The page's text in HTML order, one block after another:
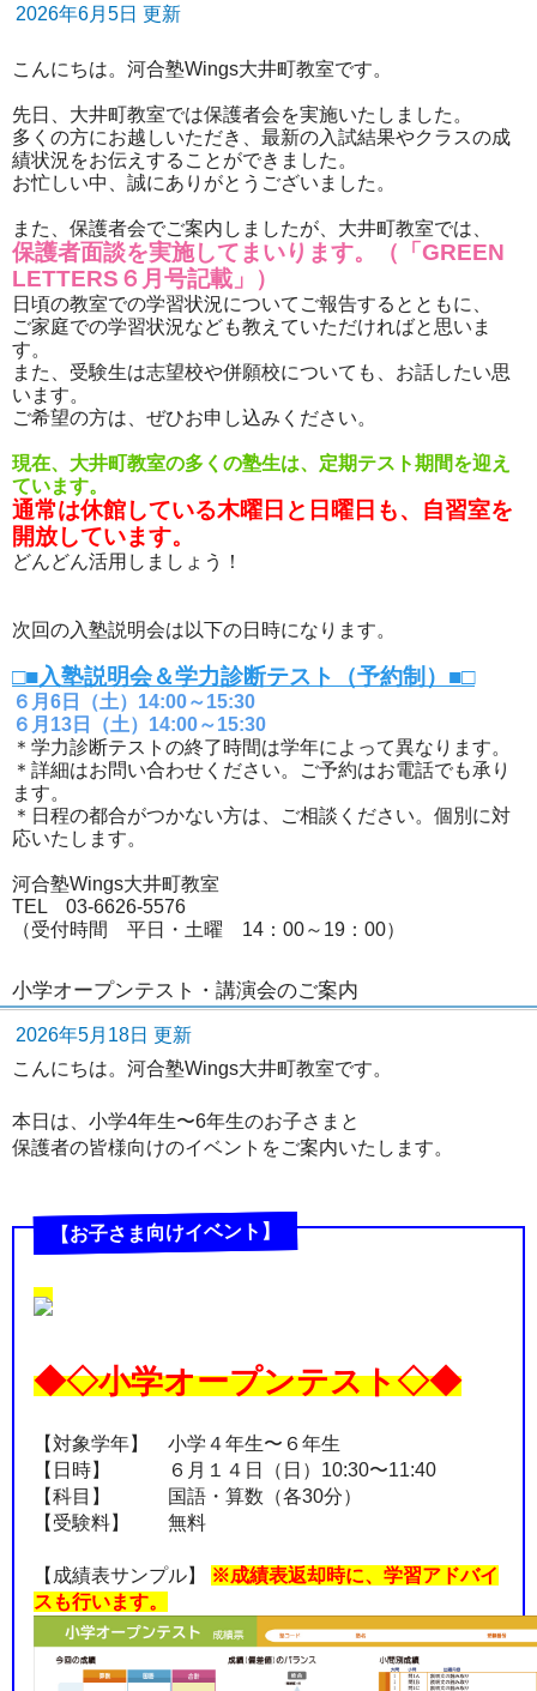
2026年6月5日 更新
こんにちは。河合塾Wings大井町教室です。
先日、大井町教室では保護者会を実施いたしました。
多くの方にお越しいただき、最新の入試結果やクラスの成
績状況をお伝えすることができました。
お忙しい中、誠にありがとうございました。
また、保護者会でご案内しましたが、大井町教室では、
保護者面談を実施してまいります。（「GREEN
LETTERS６月号記載」）
日頃の教室での学習状況についてご報告するとともに、
ご家庭での学習状況なども教えていただければと思いま
す。
また、受験生は志望校や併願校についても、お話したい思
います。
ご希望の方は、ぜひお申し込みください。
現在、大井町教室の多くの塾生は、定期テスト期間を迎え
ています。
通常は休館している木曜日と日曜日も、自習室を
開放しています。
どんどん活用しましょう！
次回の入塾説明会は以下の日時になります。
□■入塾説明会＆学力診断テスト（予約制）■□
６月6日（土）14:00～15:30
６月13日（土）14:00～15:30
＊学力診断テストの終了時間は学年によって異なります。
＊詳細はお問い合わせください。ご予約はお電話でも承り
ます。
＊日程の都合がつかない方は、ご相談ください。個別に対
応いたします。
河合塾Wings大井町教室
TEL 03-6626-5576
（受付時間 平日・土曜 14：00～19：00）
小学オープンテスト・講演会のご案内
2026年5月18日 更新
こんにちは。河合塾Wings大井町教室です。
本日は、小学4年生〜6年生のお子さまと
保護者の皆様向けのイベントをご案内いたします。
【お子さま向けイベント】
◆◇小学オープンテスト◇◆
【対象学年】 小学４年生〜６年生
【日時】 ６月１４日（日）10:30〜11:40
【科目】 国語・算数（各30分）
【受験料】 無料
【成績表サンプル】
※成績表返却時に、学習アドバイ
スも行います。